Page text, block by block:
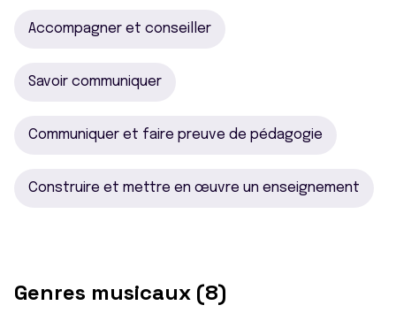
Accompagner et conseiller
Savoir communiquer
Communiquer et faire preuve de pédagogie
Construire et mettre en œuvre un enseignement
Genres musicaux (8)